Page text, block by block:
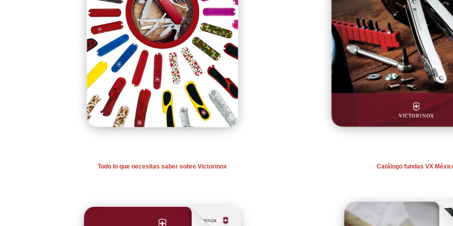
Todo lo que necesitas saber sobre Victorinox Catálogo fundas VX